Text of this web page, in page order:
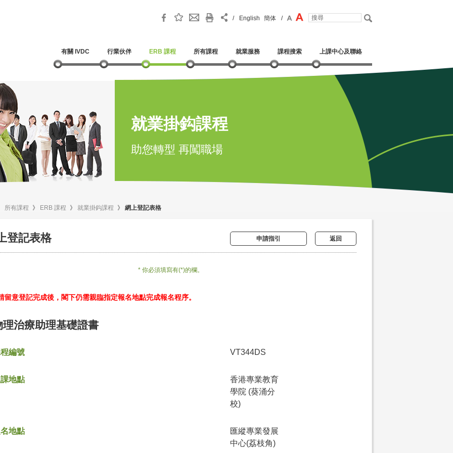
/ English 簡体 /
有關 IVDC 行業伙伴 ERB 課程 所有課程 就業服務 課程搜索 上課中心及聯絡
就業掛鈎課程
助您轉型 再闖職場
所有課程 》 ERB 課程 》 就業掛鈎課程 》 網上登記表格
登記表格 申請指引 返回
* 你必須填寫有(*)的欄。
留意登記完成後，閣下仍需親臨指定報名地點完成報名程序。
理治療助理基礎證書
編號 VT344DS
地點
香港專業教育
學院 (葵涌分
校)
地點
匯縱專業發展
中心(荔枝角)